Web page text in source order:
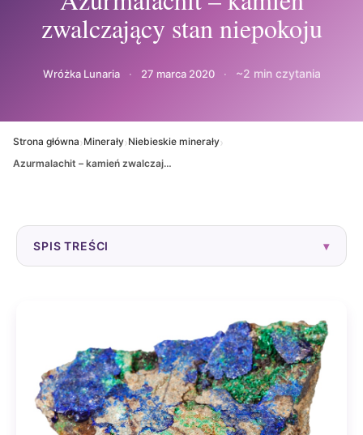
zwalczający stan niepokoju
Wróżka Lunaria · 27 marca 2020 · ~2 min czytania
Strona główna ›Minerały›Niebieskie minerały›
Azurmalachit – kamień zwalczający stan niepokoju
SPIS TREŚCI ▾